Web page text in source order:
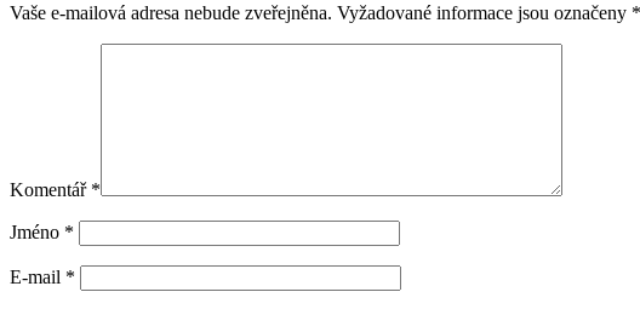
Vaše e-mailová adresa nebude zveřejněna. Vyžadované informace jsou označeny *
Komentář *
Jméno *
E-mail *